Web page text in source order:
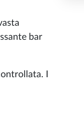
bar
I